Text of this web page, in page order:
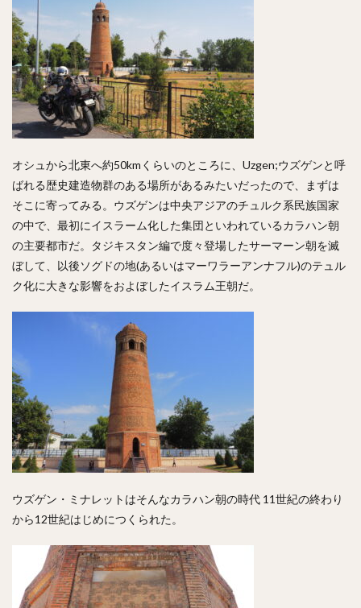
オシュから北東へ約50kmくらいのところに、Uzgen;ウズゲンと呼
ばれる歴史建造物群のある場所があるみたいだったので、まずは
そこに寄ってみる。ウズゲンは中央アジアのチュルク系民族国家
の中で、最初にイスラーム化した集団といわれているカラハン朝
の主要都市だ。タジキスタン編で度々登場したサーマーン朝を滅
ぼして、以後ソグドの地(あるいはマーワラーアンナフル)のテュル
ク化に大きな影響をおよぼしたイスラム王朝だ。
ウズゲン・ミナレットはそんなカラハン朝の時代 11世紀の終わり
から12世紀はじめにつくられた。